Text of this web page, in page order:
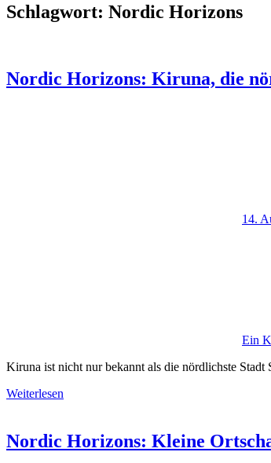
Schlagwort: Nordic Horizons
Nordic Horizons: Kiruna, die
14.
Ein
Kiruna ist nicht nur bekannt als die nördlichste
Weiterlesen
Nordic Horizons: Kleine